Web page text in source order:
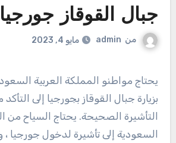
جبال القوقاز جورجيا
من admin مايو 4, 2023
يحتاج مواطنو المملكة العربية السعودية المهتمون
بزيارة جبال القوقاز بجورجيا إلى
التأشيرة الصحيحة. يحتاج السياح من
السعودية إلى تأشيرة لدخول جورجيا ،